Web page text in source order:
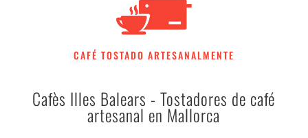
CAFÉ TOSTADO ARTESANALMENTE
Cafès Illes Balears - Tostadores de café
artesanal en Mallorca